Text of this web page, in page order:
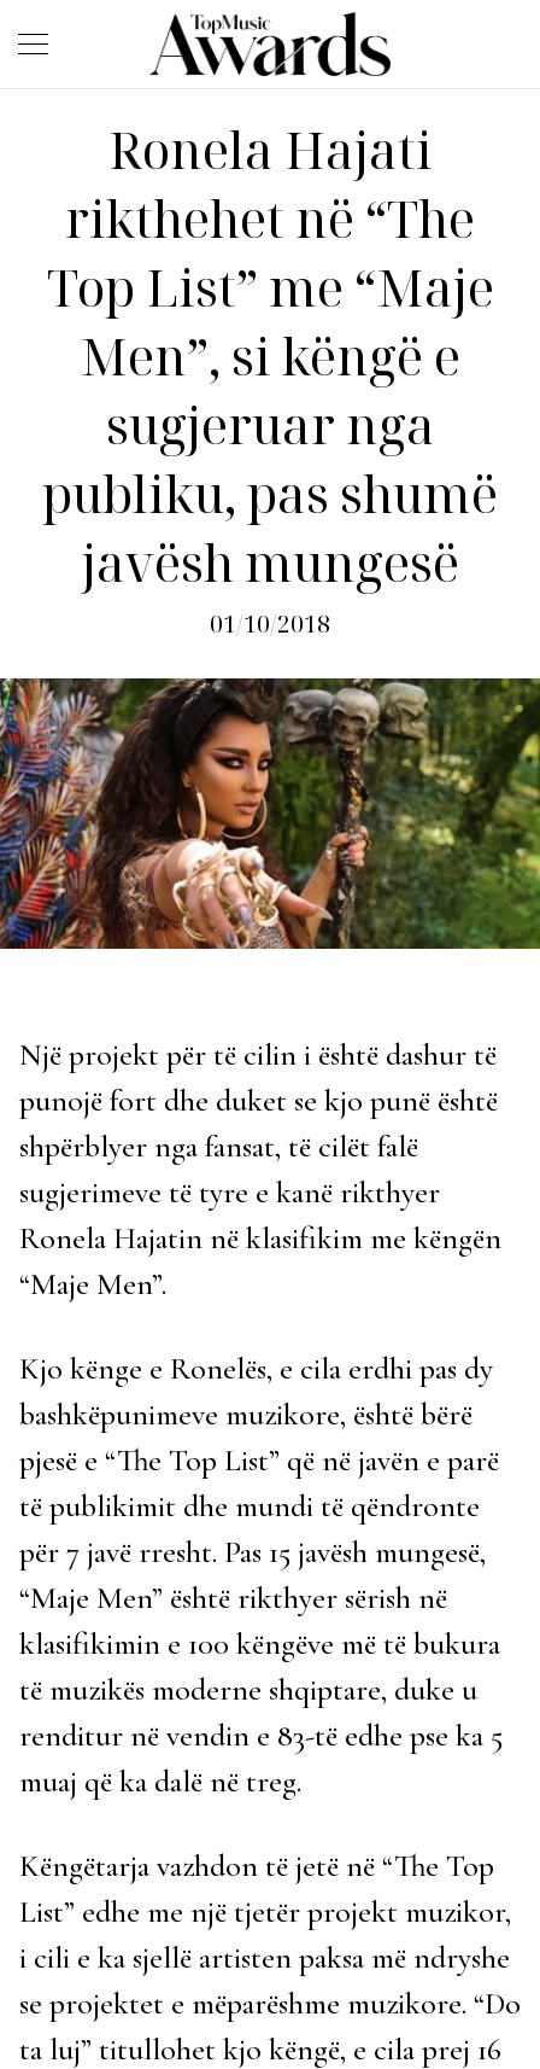
Ronela Hajati
rikthehet në “The
Top List” me “Maje
Men”, si këngë e
sugjeruar nga
publiku, pas shumë
javësh mungesë
01/10/2018
Një projekt për të cilin i është dashur të
punojë fort dhe duket se kjo punë është
shpërblyer nga fansat, të cilët falë
sugjerimeve të tyre e kanë rikthyer
Ronela Hajatin në klasifikim me këngën
“Maje Men”.
Kjo kënge e Ronelës, e cila erdhi pas dy
bashkëpunimeve muzikore, është bërë
pjesë e “The Top List” që në javën e parë
të publikimit dhe mundi të qëndronte
për 7 javë rresht. Pas 15 javësh mungesë,
“Maje Men” është rikthyer sërish në
klasifikimin e 100 këngëve më të bukura
të muzikës moderne shqiptare, duke u
renditur në vendin e 83-të edhe pse ka 5
muaj që ka dalë në treg.
Këngëtarja vazhdon të jetë në “The Top
List” edhe me një tjetër projekt muzikor,
i cili e ka sjellë artisten paksa më ndryshe
se projektet e mëparëshme muzikore. “Do
ta luj” titullohet kjo këngë, e cila prej 16